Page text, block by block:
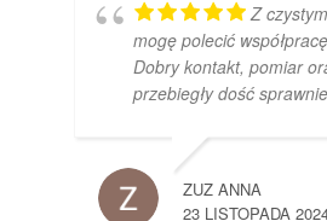
Z
mogę polecić
Dobry kontakt, pomiar
przebiegły dość
ZUZ ANNA
23 LISTOPADA